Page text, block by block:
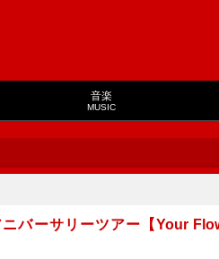
音楽
MUSIC
バーサリーツアー【Your